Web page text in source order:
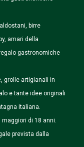
birre
amari della
gastronomiche
grolle artigianali in
e tante idee originali
italiana.
di 18 anni.
prevista dalla